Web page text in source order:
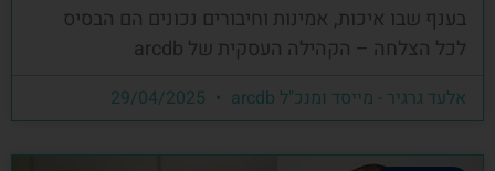
בענף שבו איכות, אמינות וחיבורים נכונים הם הבסיס
לכל הצלחה – הקהילה העסקית של arcdb
אלעד גרגיר - מייסד ומנכ"ל arcdb